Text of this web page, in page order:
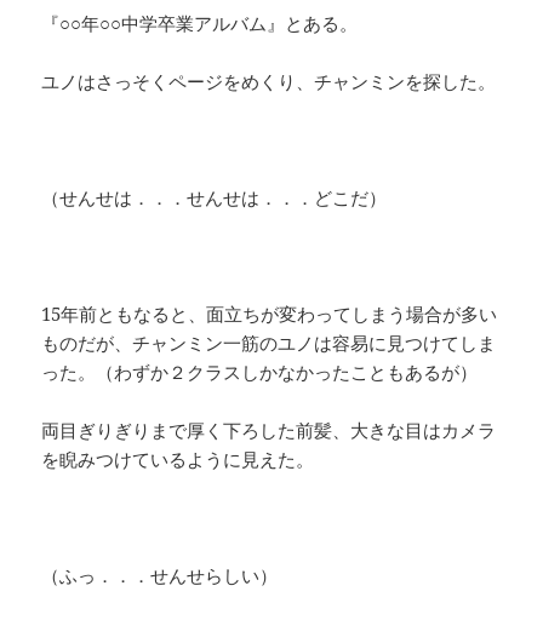
『○○年○○中学卒業アルバム』とある。
ユノはさっそくページをめくり、チャンミンを探した。
（せんせは．．．せんせは．．．どこだ）
15年前ともなると、面立ちが変わってしまう場合が多い
ものだが、チャンミン一筋のユノは容易に見つけてしま
った。（わずか２クラスしかなかったこともあるが）
両目ぎりぎりまで厚く下ろした前髪、大きな目はカメラ
を睨みつけているように見えた。
（ふっ．．．せんせらしい）